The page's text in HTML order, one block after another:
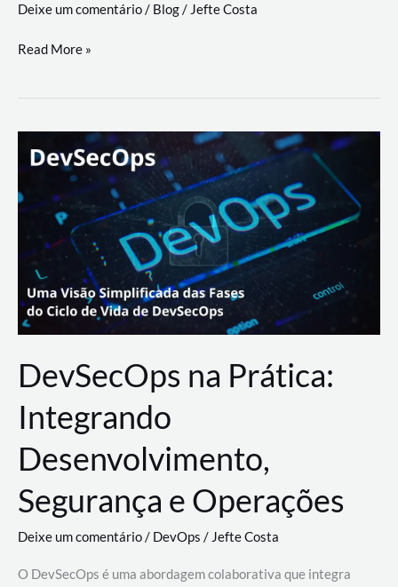
a
workflows
Deixe um comentário/ Blog/ Jefte Costa
teste
palyer
Lance
Rural
Read More »
DevSecOps na Prática:
Integrando
Desenvolvimento,
Segurança e Operações
Deixe um comentário/ DevOps /Jefte Costa
O DevSecOps é uma abordagem colaborativa que integra